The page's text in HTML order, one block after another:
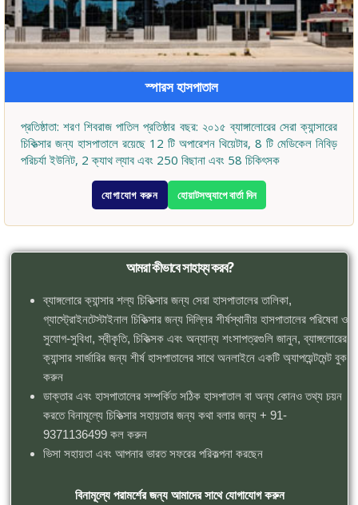
স্পারস হাসপাতাল
প্রতিষ্ঠাতা: শরণ শিবরাজ পাতিল প্রতিষ্ঠার বছর: ২০১৫ ব্যাঙ্গালোরের সেরা ক্যান্সারের
চিকিত্সার জন্য হাসপাতালে রয়েছে 12 টি অপারেশন থিয়েটার, 8 টি মেডিকেল নিবিড়
পরিচর্যা ইউনিট, 2 ক্যাথ ল্যাব এবং 250 বিছানা এবং 58 চিকিৎসক
যোগাযোগ করুন হোয়াটসঅ্যাপে বার্তা দিন
আমরা কীভাবে সাহায্য করব?
ব্যাঙ্গলোরে ক্যান্সার শল্য চিকিত্সার জন্য সেরা হাসপাতালের তালিকা,
গ্যাস্ট্রোইনটেস্টাইনাল চিকিত্সার জন্য দিল্লির শীর্ষস্থানীয় হাসপাতালের পরিষেবা ও
সুযোগ-সুবিধা, স্বীকৃতি, চিকিত্সক এবং অন্যান্য শংসাপত্রগুলি জানুন, ব্যাঙ্গলোরের
ক্যান্সার সার্জারির জন্য শীর্ষ হাসপাতালের সাথে অনলাইনে একটি অ্যাপয়েন্টমেন্ট বুক
করুন
ডাক্তার এবং হাসপাতালের সম্পর্কিত সঠিক হাসপাতাল বা অন্য কোনও তথ্য চয়ন
করতে বিনামূল্যে চিকিত্সার সহায়তার জন্য কথা বলার জন্য + 91-
9371136499 কল করুন
ভিসা সহায়তা এবং আপনার ভারত সফরের পরিকল্পনা করছেন
বিনামূল্যে পরামর্শের জন্য আমাদের সাথে যোগাযোগ করুন